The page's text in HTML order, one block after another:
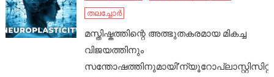
തലച്ചോർ
മസ്തിഷ്കത്തിന്റെ അത്ഭുതകരമായ മികച്ച
വിജയത്തിനും
സന്തോഷത്തിനുമായി’ന്യൂറോപ്ലാസ്റ്റിസിറ്റി’